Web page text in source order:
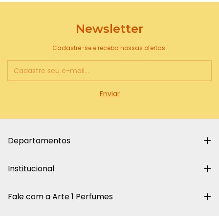
Newsletter
Cadastre-se e receba nossas ofertas.
Departamentos
Institucional
Fale com a Arte 1 Perfumes